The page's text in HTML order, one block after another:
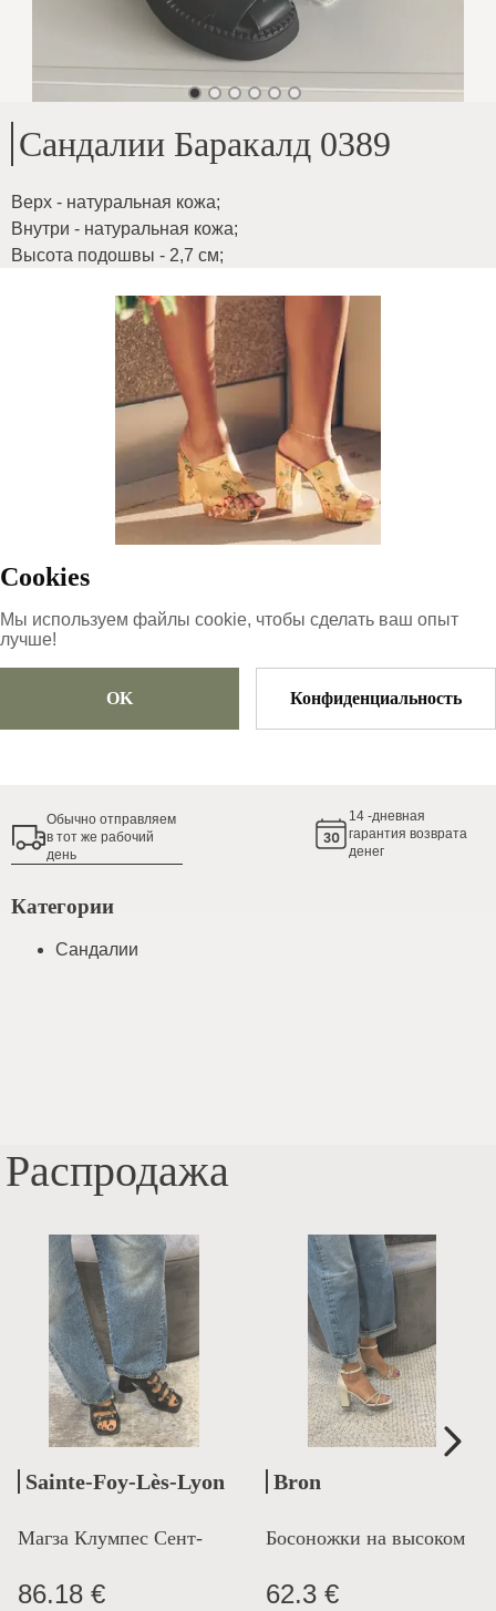
Cookies
Мы используем файлы cookie, чтобы сделать ваш опыт
лучше!
OK Конфиденциальность
Сандалии Баракалд 0389
Верх - натуральная кожа;
Внутри - натуральная кожа;
Высота подошвы - 2,7 см;
4pWlhCNGn6tmOCes56du
€
Добавить в корзину
Обычно oтправляем
в тот же рабочий
день
14 -дневная
гарантия возврата
денег
Категории
Сандалии
Распродажа
Sainte-Foy-Lès-Lyon
Магза Клумпес Сент-
Лион
86.18 €
Bron
Босоножки на высоком
каблуке
62.3 €